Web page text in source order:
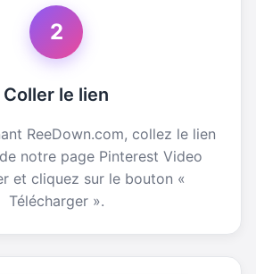
2
Coller le lien
ReeDown.com, collez le lien
notre page Pinterest Video
et cliquez sur le bouton «
Télécharger ».